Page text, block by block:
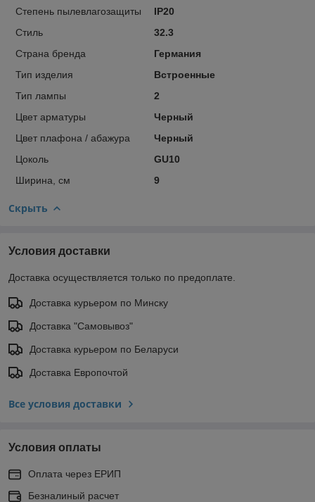
Степень пылевлагозащиты
IP20
Стиль
32.3
Страна бренда
Германия
Тип изделия
Встроенные
Тип лампы
2
Цвет арматуры
Черный
Цвет плафона / абажура
Черный
Цоколь
GU10
Ширина, см
9
Скрыть
Условия доставки
Доставка осуществляется только по предоплате.
Доставка курьером по Минску
Доставка "Самовывоз"
Доставка курьером по Беларуси
Доставка Европочтой
Все условия доставки
Условия оплаты
Оплата через ЕРИП
Безналиный расчет